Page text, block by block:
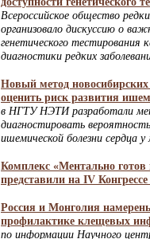
Всероссийское общество
организовало дискуссию о
генетического тестирования
диагностики редких
Новый метод
оценить риск развития
в НГТУ НЭТИ разработали
диагностировать
ишемической болезни сердца
Комплекс «Ментально готов
представили на IV
Россия и Монголия
профилактике клещевых
по информации Научного